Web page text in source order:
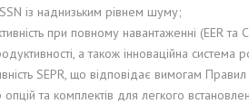
із наднизьким рівнем шуму;
при повному навантаженні (EER та
а також інноваційна
SEPR, що відповідає вимогам
та комплектів для легкого